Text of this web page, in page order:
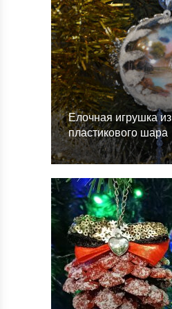
Елочная игрушка из
пластикового шара